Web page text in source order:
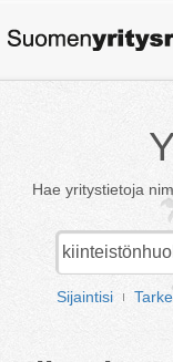
Hae yritystietoja
Sijaintisi